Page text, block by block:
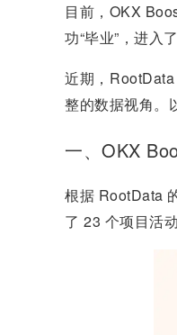
目前，OKX
功“毕业”，进入
近期，
整的数据视角。
一、OKX
根据 RootData
了 23 个项目活